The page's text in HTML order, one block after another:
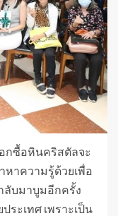
กซื้อหินคริสตัลจะ
หาความรู้ด้วยเพื่อ
ลับมาบูมอีกครั้ง
ระเทศ เพราะเป็น